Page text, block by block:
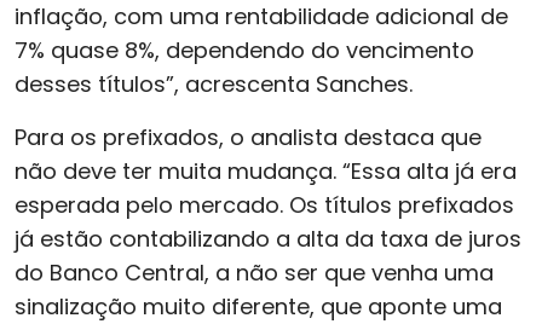
inflação, com uma rentabilidade adicional de
7% quase 8%, dependendo do vencimento
desses títulos”, acrescenta Sanches.
Para os prefixados, o analista destaca que
não deve ter muita mudança. “Essa alta já era
esperada pelo mercado. Os títulos prefixados
já estão contabilizando a alta da taxa de juros
do Banco Central, a não ser que venha uma
sinalização muito diferente, que aponte uma